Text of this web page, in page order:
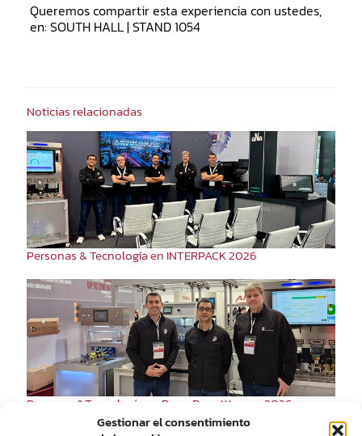
Gestionar el consentimiento
Queremos compartir esta experiencia con ustedes,
en: SOUTH HALL | STAND 1054
Noticias relacionadas
Personas & Tecnología en INTERPACK 2026
Personas&Tecnología en RemaDays Warsaw 2026